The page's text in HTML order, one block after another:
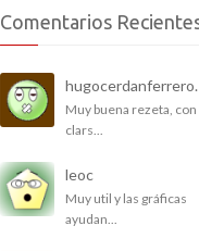
Comentarios
hugocerdanferrero.
Muy buena rezeta, con
clars...
leoc
Muy util y las gráficas
ayudan...